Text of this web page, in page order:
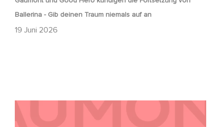
Ballerina - Gib deinen Traum niemals auf an
19 Juni 2026